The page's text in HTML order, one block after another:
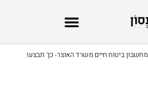
מחשבון ביטוח חיים משרד האוצר- כך תבצעו